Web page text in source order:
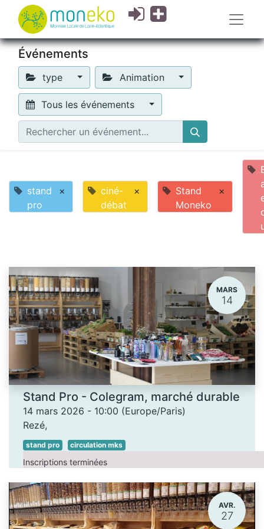
Événements
type Animation
Tous les événements
stand
pro
×
ciné-
débat
×
Stand
Moneko
×
MARS
14
Stand Pro - Colegram, marché durable
14 mars 2026 - 10:00 (Europe/Paris)
Rezé,
stand pro circulation mks
Inscriptions terminées
AVR.
27